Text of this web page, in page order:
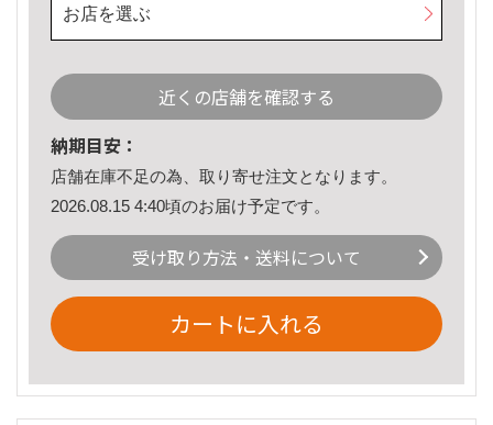
お店を選ぶ
近くの店舗を確認する
納期目安：
店舗在庫不足の為、取り寄せ注文となります。
2026.08.15 4:40頃のお届け予定です。
受け取り方法・送料について
カートに入れる